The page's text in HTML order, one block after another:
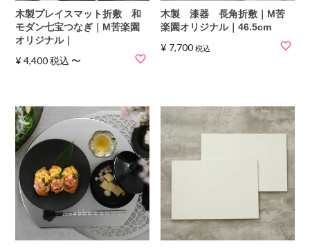
木製プレイスマット折敷 和
モダン七宝つなぎ｜M苦楽園
オリジナル｜
¥ 4,400 税込 〜
木製 漆器 長角折敷｜M苦
楽園オリジナル｜46.5cm
¥ 7,700 税込